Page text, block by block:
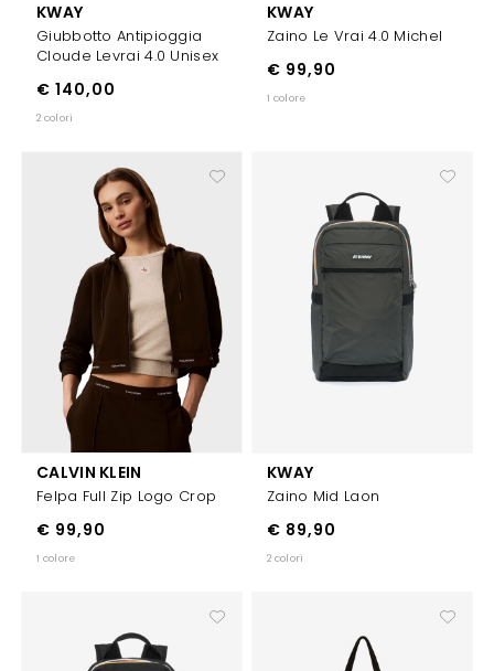
KWAY
Giubbotto Antipioggia
Cloude Levrai 4.0 Unisex
€ 140,00
2 colori
KWAY
Zaino Le Vrai 4.0 Michel
€ 99,90
1 colore
CALVIN KLEIN
Felpa Full Zip Logo Crop
€ 99,90
1 colore
KWAY
Zaino Mid Laon
€ 89,90
2 colori